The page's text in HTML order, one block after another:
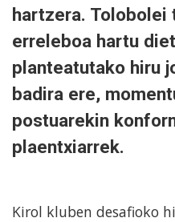
hartzera.
erreleboa hartu
planteatutako hiru
badira ere,
postuarekin
plaentxiarrek.
Kirol kluben desafioko